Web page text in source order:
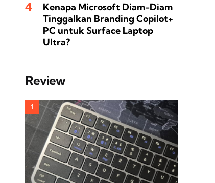
Kenapa Microsoft Diam-Diam
Tinggalkan Branding Copilot+
PC untuk Surface Laptop
Ultra?
Review